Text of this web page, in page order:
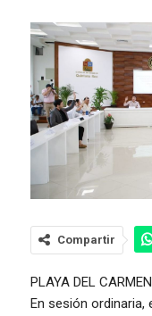
Compartir
PLAYA DEL
En sesión ordinaria,